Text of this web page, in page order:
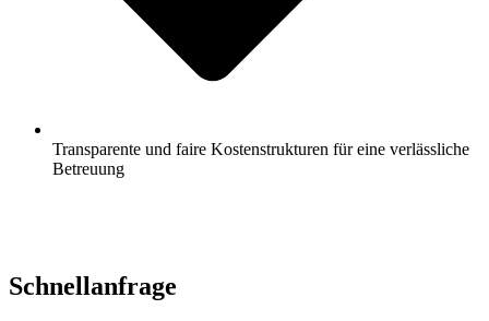
Transparente und faire Kostenstrukturen für eine verlässliche
Betreuung
Schnell­anfrage